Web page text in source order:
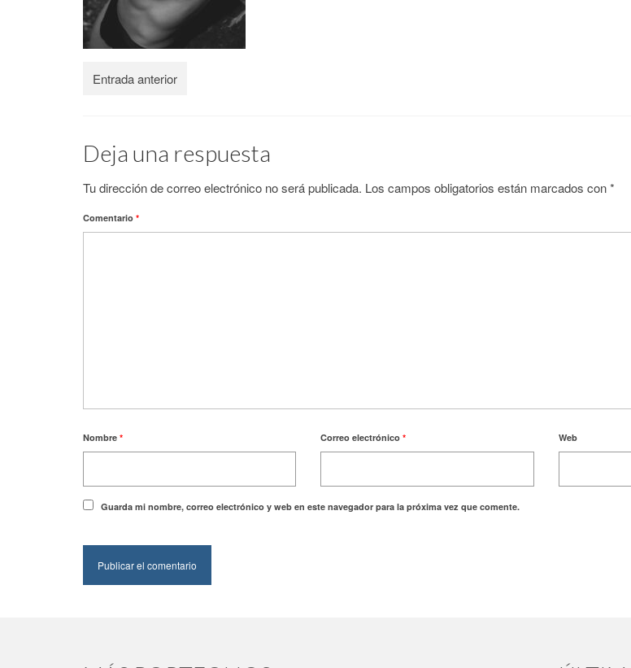
Entrada anterior
Deja una respuesta
Tu dirección de correo electrónico no será publicada. Los campos obligatorios están marcados con*
Comentario *
Nombre * Correo electrónico* Web
Guarda mi nombre, correo electrónico y web en este navegador para la próxima vez que comente.